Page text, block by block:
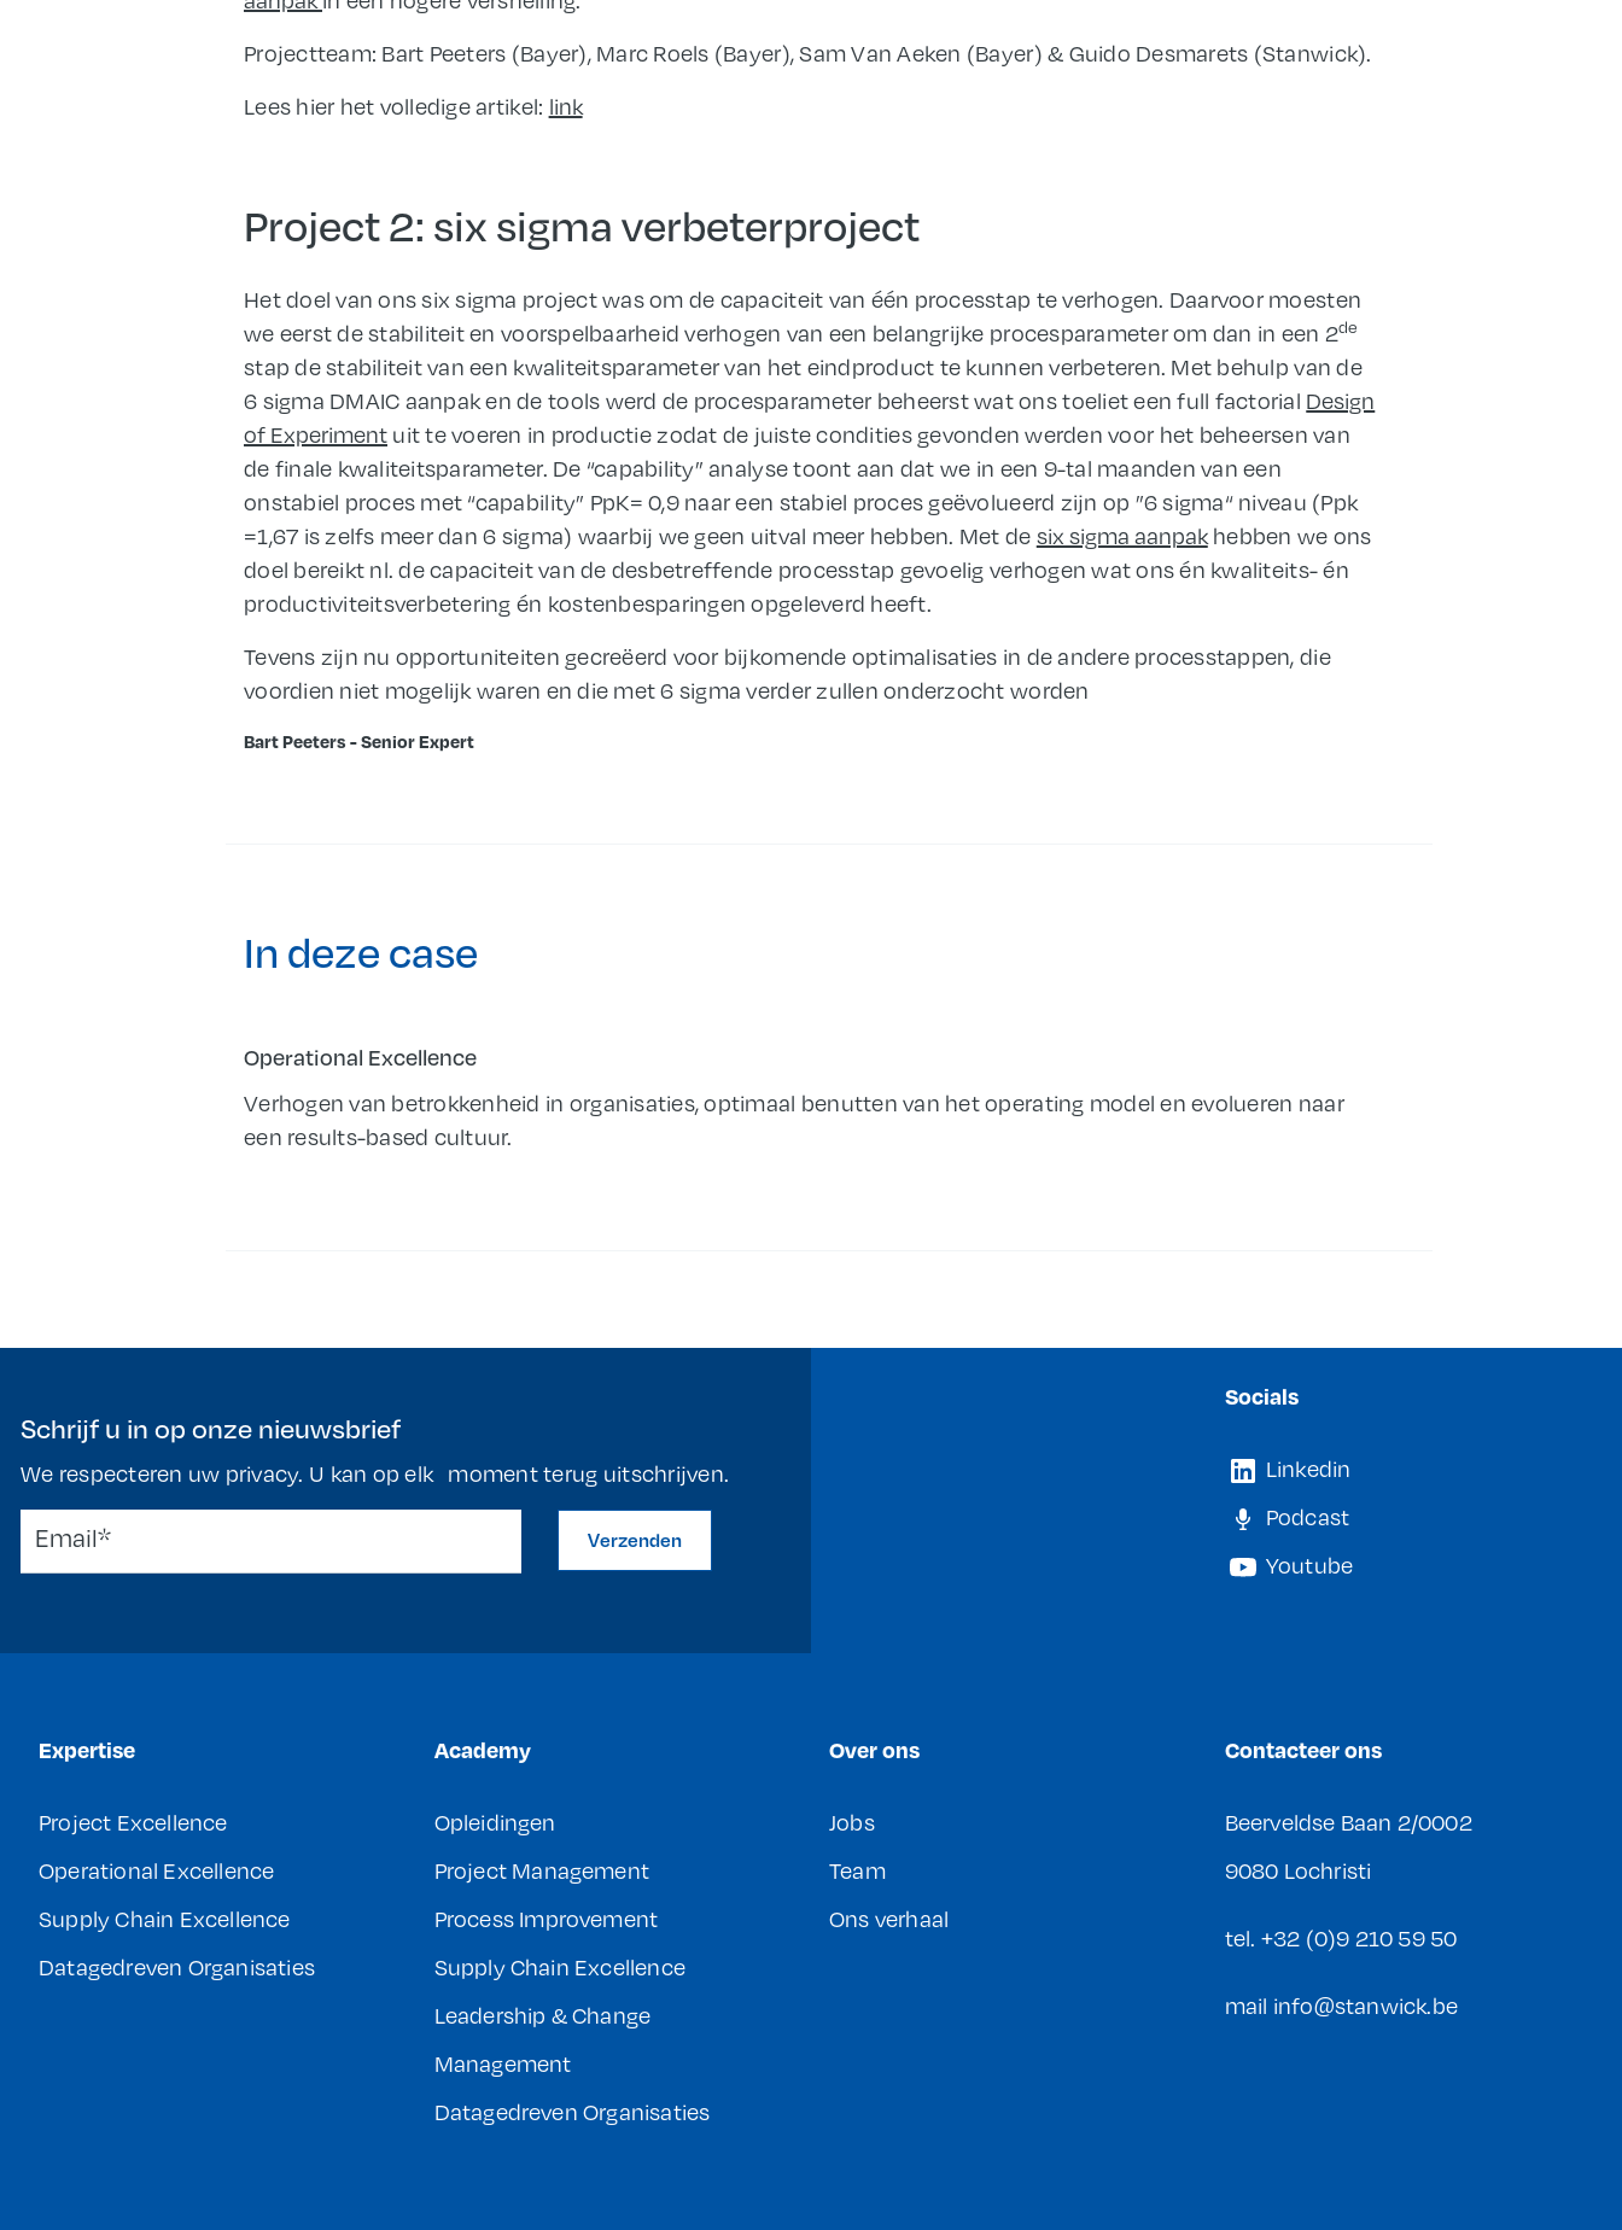
Projectteam: Bart Peeters (Bayer), Marc Roels (Bayer), Sam Van Aeken (Bayer) & Guido Desmarets (Stanwick).
Lees hier het volledige artikel: link
Project 2: six sigma verbeterproject
Het doel van ons six sigma project was om de capaciteit van één processtap te verhogen. Daarvoor moesten
we eerst de stabiliteit en voorspelbaarheid verhogen van een belangrijke procesparameter om dan in een 2de
stap de stabiliteit van een kwaliteitsparameter van het eindproduct te kunnen verbeteren. Met behulp van de
6 sigma DMAIC aanpak en de tools werd de procesparameter beheerst wat ons toeliet een full factorial Design
of Experiment uit te voeren in productie zodat de juiste condities gevonden werden voor het beheersen van
de finale kwaliteitsparameter. De “capability” analyse toont aan dat we in een 9-tal maanden van een
onstabiel proces met “capability” PpK= 0,9 naar een stabiel proces geëvolueerd zijn op ”6 sigma“ niveau (Ppk
=1,67 is zelfs meer dan 6 sigma) waarbij we geen uitval meer hebben. Met de six sigma aanpakhebben we ons
doel bereikt nl. de capaciteit van de desbetreffende processtap gevoelig verhogen wat ons én kwaliteits- én
productiviteitsverbetering én kostenbesparingen opgeleverd heeft.
Tevens zijn nu opportuniteiten gecreëerd voor bijkomende optimalisaties in de andere processtappen, die
voordien niet mogelijk waren en die met 6 sigma verder zullen onderzocht worden
Bart Peeters - Senior Expert
In deze case
Operational Excellence
Verhogen van betrokkenheid in organisaties, optimaal benutten van het operating model en evolueren naar
een results-based cultuur.
Schrijf u in op onze nieuwsbrief
We respecteren uw privacy. U kan op elk moment terug uitschrijven.
Verzenden
Socials
Linkedin
Podcast
Youtube
Expertise
Project Excellence
Operational Excellence
Supply Chain Excellence
Datagedreven Organisaties
Academy
Opleidingen
Project Management
Process Improvement
Supply Chain Excellence
Leadership & Change
Management
Datagedreven Organisaties
Over ons
Jobs
Team
Ons verhaal
Contacteer ons
Beerveldse Baan 2/0002
9080 Lochristi
tel. +32 (0)9 210 59 50
mail info@stanwick.be